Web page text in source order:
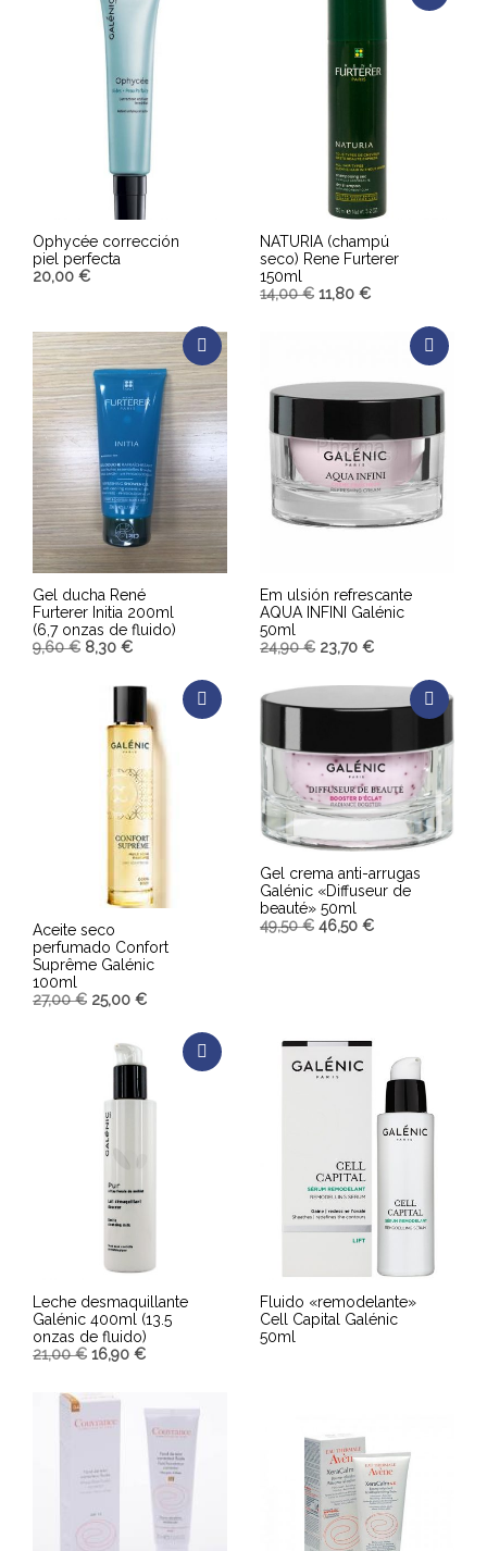
Ophycée corrección
piel perfecta
20,00 €
NATURIA (champú
seco) Rene Furterer
150ml
14,00€ 11,80 €
AÑADIR AL CARRITO
Gel ducha René
Furterer Initia 200ml
(6,7 onzas de fluido)
9,60€ 8,30 €
AÑADIR AL CARRITO
Em ulsión refrescante
AQUA INFINI Galénic
50ml
24,90€ 23,70 €
AÑADIR AL CARRITO
Aceite seco
perfumado Confort
Suprême Galénic
100ml
27,00€ 25,00 €
AÑADIR AL CARRITO
Gel crema anti-arrugas
Galénic «Diffuseur de
beauté» 50ml
49,50€ 46,50 €
Leche desmaquillante
Galénic 400ml (13.5
onzas de fluido)
21,00€ 16,90 €
AÑADIR AL CARRITO
Fluido «remodelante»
Cell Capital Galénic
50ml